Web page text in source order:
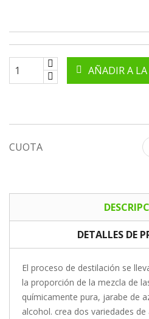
AÑADIR A LA
CUOTA
DETALLES DE
El proceso de destilación se
la proporción de la mezcla de
químicamente pura, jarabe de
alcohol. crea dos variedades